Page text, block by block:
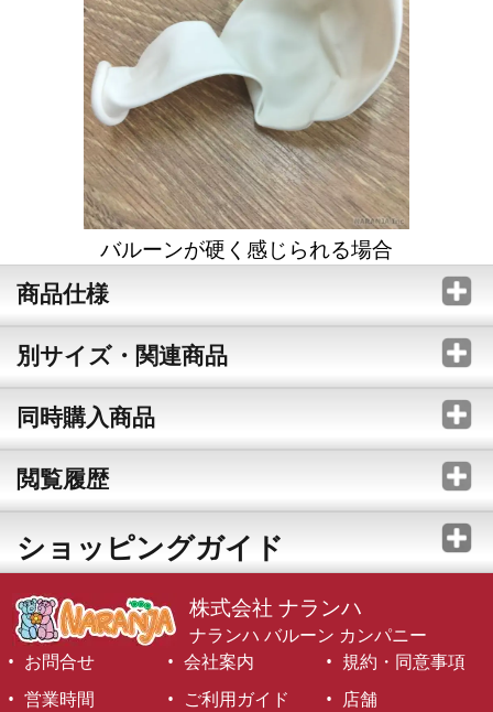
バルーンが硬く感じられる場合
商品仕様
別サイズ・関連商品
同時購入商品
閲覧履歴
ショッピングガイド
株式会社 ナランハ
ナランハ バルーン カンパニー
お問合せ
会社案内
規約・同意事項
営業時間
ご利用ガイド 店舗